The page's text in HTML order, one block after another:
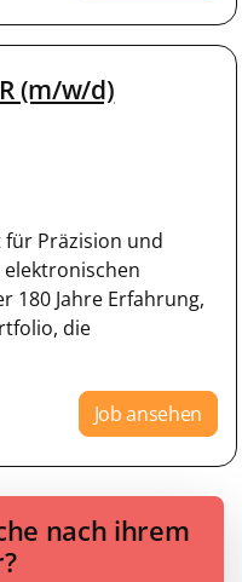
(m/w/d)
für Präzision und
180 Jahre Erfahrung,
die
Job ansehen
nach ihrem